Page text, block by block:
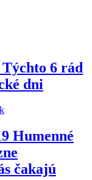
6 rád
dni
Humenné
čakajú